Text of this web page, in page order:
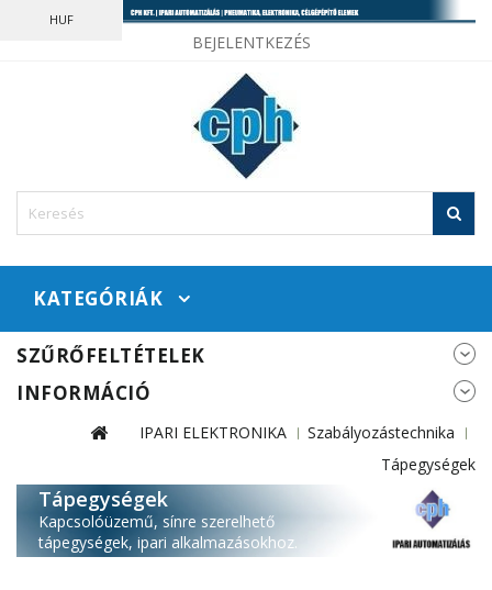
BEJELENTKEZÉS
HUF
KATEGÓRIÁK
SZŰRŐFELTÉTELEK
INFORMÁCIÓ
IPARI ELEKTRONIKA
Szabályozástechnika
Tápegységek
Tápegységek
Kapcsolóüzemű, sínre szerelhető
tápegységek, ipari alkalmazásokhoz.